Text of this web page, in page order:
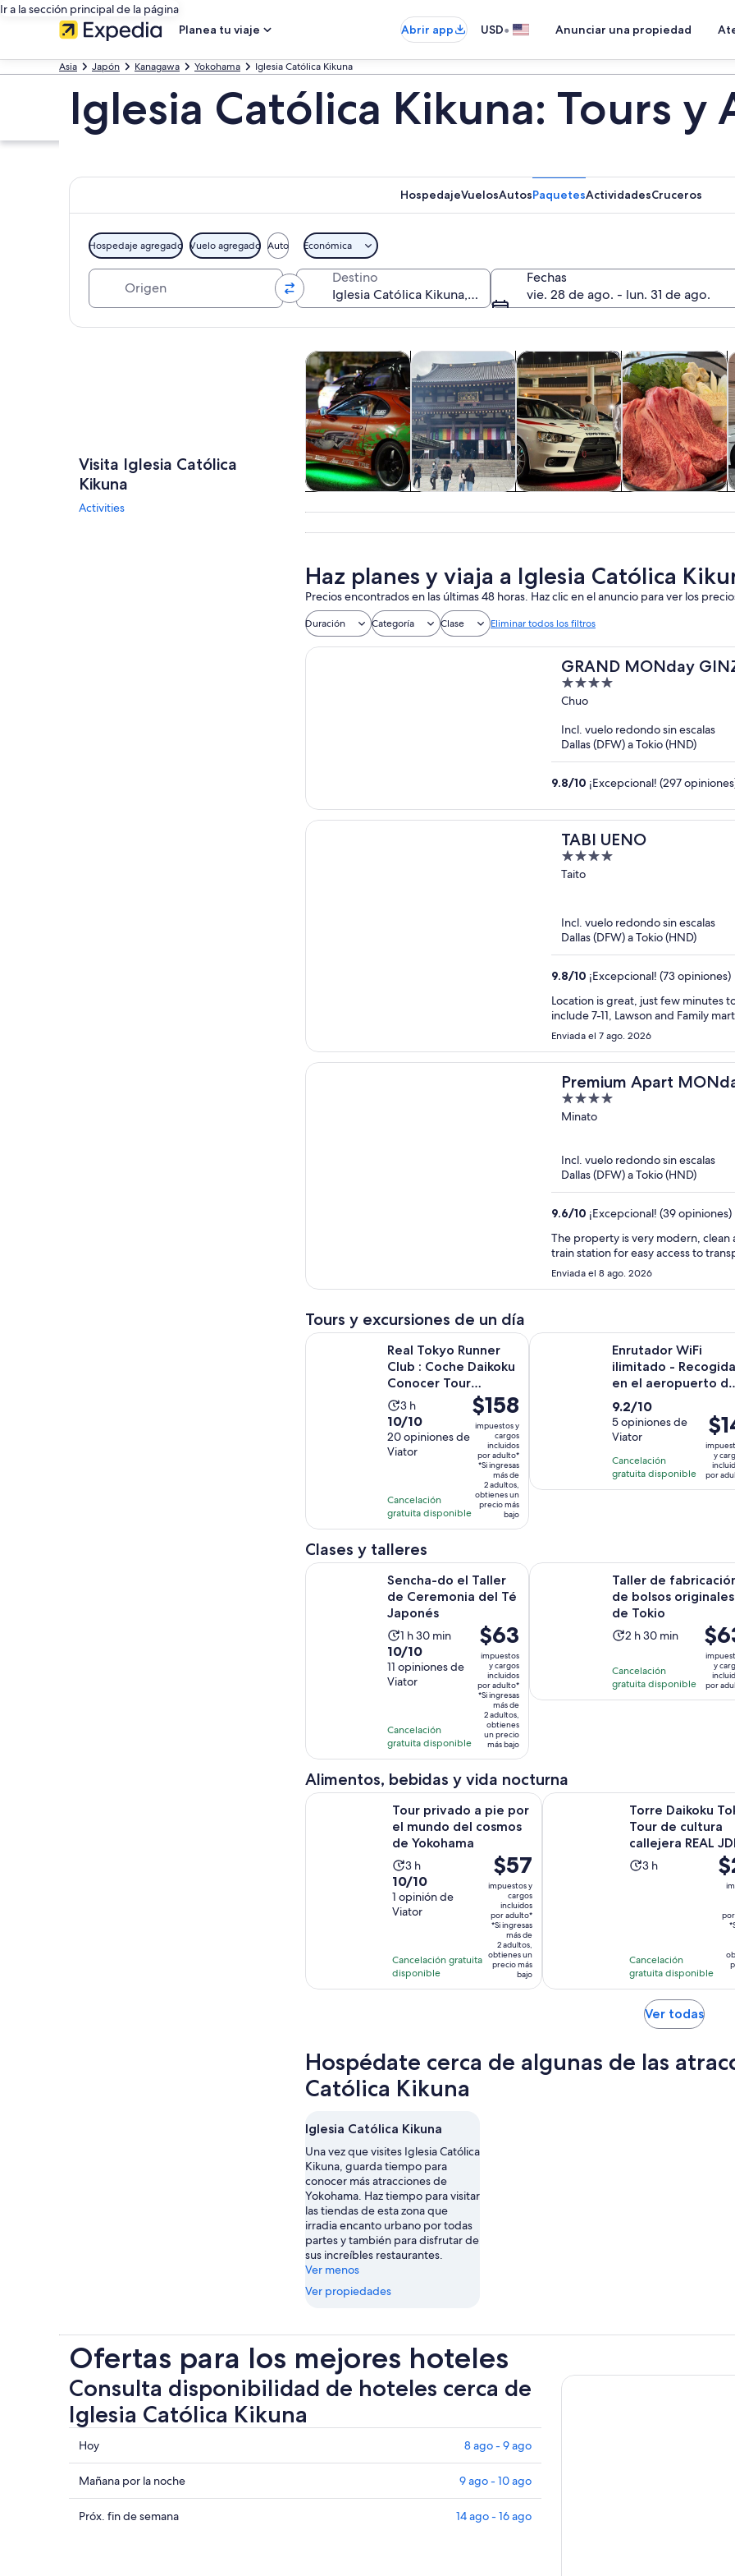
Ir a la sección principal de la página
Planea tu viaje
Abrir app USD• Anunciar una propiedad
Asia Japón Kanagawa Yokohama Iglesia Católica Kikuna
Iglesia Católica Kikuna: Tours y
HospedajeVuelosAutosPaquetesActividadesCruceros
Hospedaje agregado Vuelo agregado Auto Económica
Destino
Fechas
vie. 28 de ago. - lun. 31 de ago.
Visita Iglesia Católica
Kikuna
Activities
excursiones de
un día
Tours y excursiones de un día Se abrirá en una nueva pestaña
personalizados
Tours privados y personalizadosSe abrirá en una nueva
Cultura e historiaSe abrirá en una
Clases y talleresSe
Haz planes y viaja a Iglesia Católica
Precios encontrados en las últimas 48 horas. Haz clic en el anuncio para ver los
Duración Categoría Clase Eliminar todos los filtros
GRAND MONday
4
out
5
Chuo
Incl. vuelo redondo sin escalas
Dallas (DFW) a Tokio (HND)
9.8/10 ¡Excepcional! (297
TABI UENO
4
out
Taito
Incl. vuelo redondo sin escalas
Dallas (DFW) a Tokio (HND)
9.8/10 ¡Excepcional! (73 opiniones)
Location is great, just few minutes to metro
Enviada el 7 ago. 2026
Premium Apart
Station
4
out
Minato
Incl. vuelo redondo sin escalas
Dallas (DFW) a Tokio (HND)
9.6/10 ¡Excepcional! (39 opiniones)
The property is very modern, clean
train station for easy access to
Enviada el 8 ago. 2026
Tours y excursiones de un día
Real Tokyo Runner
Club : Coche Daikoku
Conocer Tour
nocturno con coche
JDM
La
actividad
dura
3
3 h
10.0
de
10
opiniones
10/10
20 opiniones de
Viator
Cancelación
gratuita disponible
El
precio
es
de
$158.
por
adulto*
$158
impuestos y
cargos
incluidos
por adulto*
*Si ingresas
más de
2 adultos,
obtienes un
precio más
bajo
Real Tokyo Runner Club : Coche Daikoku Conocer Tour nocturno con
Enrutador WiFi
ilimitado - Recogida
en el aeropuerto
Haneda (Tokio)
9.2
de
10
con
5
opiniones
9.2/10
5 opiniones de
Viator
Cancelación
gratuita disponible
El
es
de
$14.
y
por
Enrutador WiFi ilimitado -
Clases y talleres
Sencha-do el Taller
de Ceremonia del Té
Japonés
La
actividad
dura
1
30
minutos
1 h 30 min
10.0
de
10
opiniones
10/10
11 opiniones de
Viator
Cancelación
gratuita disponible
El
precio
es
de
$63.
por
adulto*
$63
impuestos
y cargos
incluidos
por adulto*
*Si ingresas
más de
2 adultos,
obtienes
un precio
más bajo
Sencha-do el Taller de Ceremonia del Té Japonés Se abrirá en una
Taller de
de bolsos originales
de Tokio
La
dura
2
horas
2 h 30 min
Cancelación
gratuita disponible
El
es
de
$63.
y
por
Taller de fabricación de bolsos
Alimentos, bebidas y vida nocturna
Tour privado a pie por
el mundo del cosmos
de Yokohama
La
actividad
dura
3
3 h
10.0
de
10
opinión
10/10
1 opinión de
Viator
Cancelación gratuita
disponible
El
precio
es
de
$57.
por
adulto*
$57
impuestos y
cargos
incluidos
por adulto*
*Si ingresas
más de
2 adultos,
obtienes un
precio más
bajo
Tour privado a pie por el mundo del cosmos de Yokohama Se abrirá en
Torre Daikoku
Tour de cultura
callejera REAL
R - 35
La
3 h
Cancelación
gratuita disponible
El
es
de
Torre Daikoku Tokio : Tour de
Ver todasSe
una
Hospédate cerca de algunas de las
Católica Kikuna
Iglesia Católica Kikuna
Una vez que visites Iglesia Católica
Kikuna, guarda tiempo para
conocer más atracciones de
Yokohama. Haz tiempo para visitar
las tiendas de esta zona que
irradia encanto urbano por todas
partes y también para disfrutar de
sus increíbles restaurantes.
Ver menos
Ver propiedades
Ofertas para los mejores hoteles
Consulta disponibilidad de hoteles cerca de
Iglesia Católica Kikuna
Consultar
los
precios
cerca
de
Hoy 8 ago - 9 ago
Consultar
precios
cerca
Mañana por la noche 9 ago - 10 ago
Consultar
Próx. fin de semana 14 ago - 16 ago